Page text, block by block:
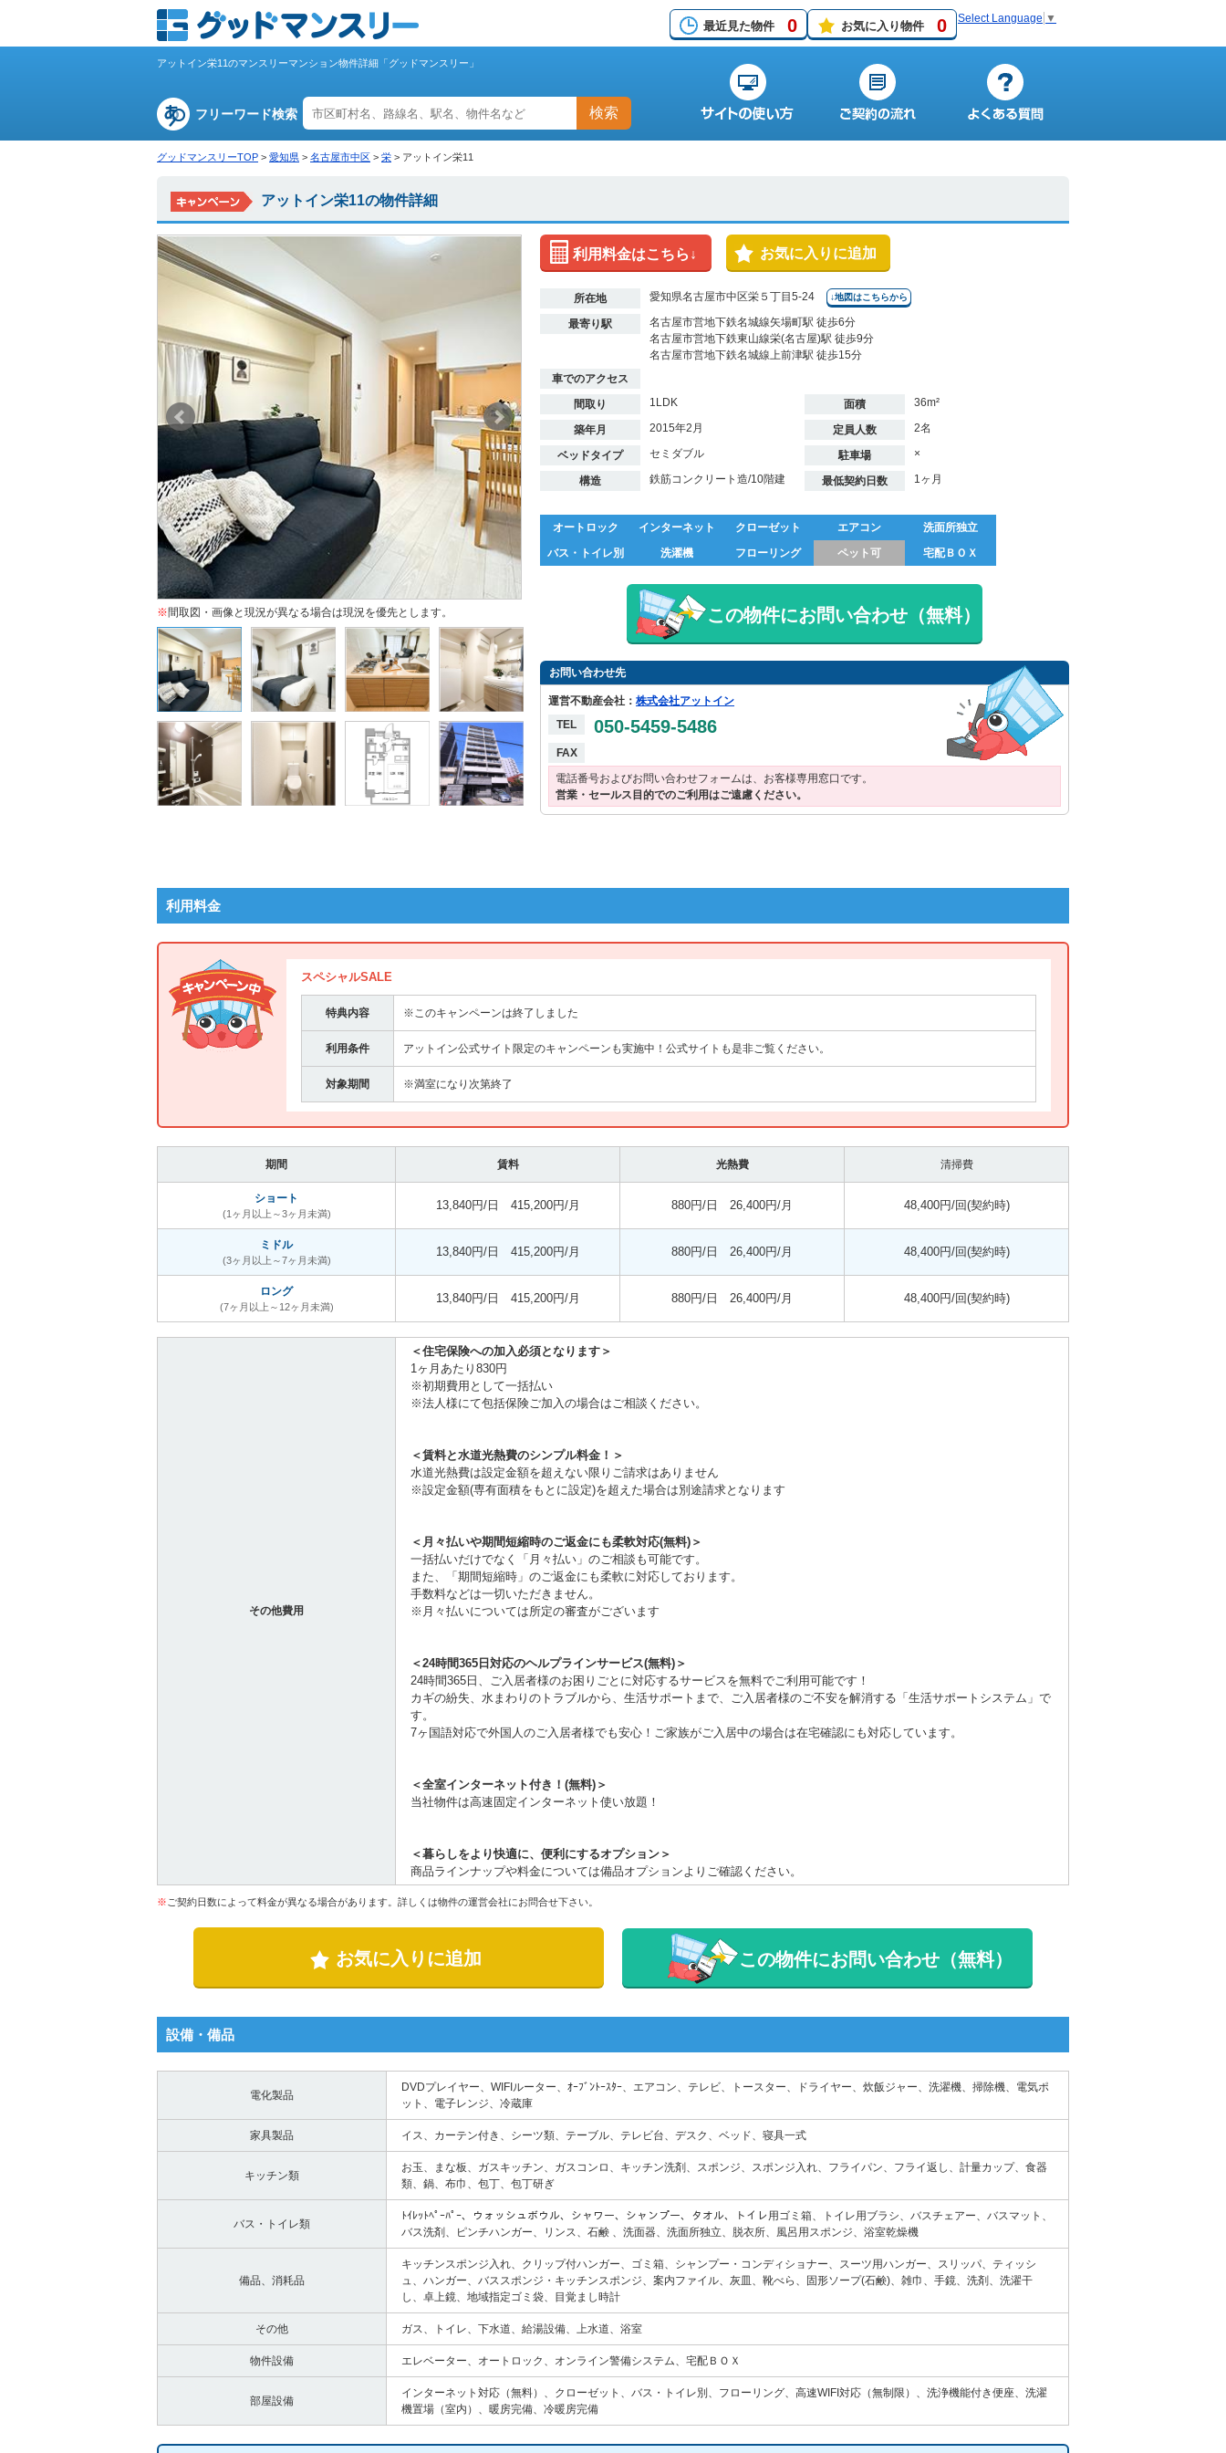
最近見た物件 0 お気に入り物件 0 Select Language ▼
アットイン栄11のマンスリーマンション物件詳細「グッドマンスリー」
フリーワード検索 検索
グッドマンスリーTOP > 愛知県 > 名古屋市中区 > 栄 > アットイン栄11
アットイン栄11の物件詳細
※間取図・画像と現況が異なる場合は現況を優先とします。
利用料金はこちら↓ お気に入りに追加
所在地 愛知県名古屋市中区栄５丁目5-24 ↓地図はこちらから
最寄り駅
名古屋市営地下鉄名城線矢場町駅 徒歩6分
名古屋市営地下鉄東山線栄(名古屋)駅 徒歩9分
名古屋市営地下鉄名城線上前津駅 徒歩15分
車でのアクセス
間取り
1LDK 面積 36m²
築年月 2015年2月 定員人数 2名
ベッドタイプ セミダブル 駐車場 ×
構造 鉄筋コンクリート造/10階建 最低契約日数 1ヶ月
オートロック インターネット クローゼット エアコン
洗面所独立
バス・トイレ別
洗濯機 フローリング ペット可 宅配ＢＯＸ
この物件にお問い合わせ（無料）
お問い合わせ先
運営不動産会社： 株式会社アットイン
TEL
050-5459-5486
FAX
電話番号およびお問い合わせフォームは、お客様専用窓口です。
営業・セールス目的でのご利用はご遠慮ください。
利用料金
スペシャルSALE
特典内容 ※このキャンペーンは終了しました
利用条件 アットイン公式サイト限定のキャンペーンも実施中！公式サイトも是非ご覧ください。
対象期間 ※満室になり次第終了
期間 賃料 光熱費 清掃費
ショート
(1ヶ月以上～3ヶ月未満)
13,840円/日 415,200円/月 880円/日 26,400円/月 48,400円/回(契約時)
ミドル
(3ヶ月以上～7ヶ月未満)
13,840円/日 415,200円/月 880円/日 26,400円/月 48,400円/回(契約時)
ロング
(7ヶ月以上～12ヶ月未満)
13,840円/日 415,200円/月 880円/日 26,400円/月 48,400円/回(契約時)
その他費用
＜住宅保険への加入必須となります＞
1ヶ月あたり830円
※初期費用として一括払い
※法人様にて包括保険ご加入の場合はご相談ください。
＜賃料と水道光熱費のシンプル料金！＞
水道光熱費は設定金額を超えない限りご請求はありません
※設定金額(専有面積をもとに設定)を超えた場合は別途請求となります
＜月々払いや期間短縮時のご返金にも柔軟対応(無料)＞
一括払いだけでなく「月々払い」のご相談も可能です。
また、「期間短縮時」のご返金にも柔軟に対応しております。
手数料などは一切いただきません。
※月々払いについては所定の審査がございます
＜24時間365日対応のヘルプラインサービス(無料)＞
24時間365日、ご入居者様のお困りごとに対応するサービスを無料でご利用可能です！
カギの紛失、水まわりのトラブルから、生活サポートまで、ご入居者様のご不安を解消する「生活サポートシステム」で
す。
7ヶ国語対応で外国人のご入居者様でも安心！ご家族がご入居中の場合は在宅確認にも対応しています。
＜全室インターネット付き！(無料)＞
当社物件は高速固定インターネット使い放題！
＜暮らしをより快適に、便利にするオプション＞
商品ラインナップや料金については備品オプションよりご確認ください。
※ ご契約日数によって料金が異なる場合があります。詳しくは物件の運営会社にお問合せ下さい。
お気に入りに追加 この物件にお問い合わせ（無料）
設備・備品
電化製品
DVDプレイヤー、WIFIルーター、ｵｰﾌﾞﾝﾄｰｽﾀｰ、エアコン、テレビ、トースター、ドライヤー、炊飯ジャー、洗濯機、掃除機、電気ポ
ット、電子レンジ、冷蔵庫
家具製品 イス、カーテン付き、シーツ類、テーブル、テレビ台、デスク、ベッド、寝具一式
キッチン類
お玉、まな板、ガスキッチン、ガスコンロ、キッチン洗剤、スポンジ、スポンジ入れ、フライパン、フライ返し、計量カップ、食器
類、鍋、布巾、包丁、包丁研ぎ
バス・トイレ類
ﾄｲﾚｯﾄﾍﾟｰﾊﾟｰ、ウォッシュボウル、シャワー、シャンプー、タオル、トイレ用ゴミ箱、トイレ用ブラシ、バスチェアー、バスマット、
バス洗剤、ピンチハンガー、リンス、石鹸 、洗面器、洗面所独立、脱衣所、風呂用スポンジ、浴室乾燥機
備品、消耗品
キッチンスポンジ入れ、クリップ付ハンガー、ゴミ箱、シャンプー・コンディショナー、スーツ用ハンガー、スリッパ、ティッシ
ュ、ハンガー、バススポンジ・キッチンスポンジ、案内ファイル、灰皿、靴べら、固形ソープ(石鹸)、雑巾、手鏡、洗剤、洗濯干
し、卓上鏡、地域指定ゴミ袋、目覚まし時計
その他 ガス、トイレ、下水道、給湯設備、上水道、浴室
物件設備 エレベーター、オートロック、オンライン警備システム、宅配ＢＯＸ
部屋設備
インターネット対応（無料）、クローゼット、バス・トイレ別、フローリング、高速WIFI対応（無制限）、洗浄機能付き便座、洗濯
機置場（室内）、暖房完備、冷暖房完備